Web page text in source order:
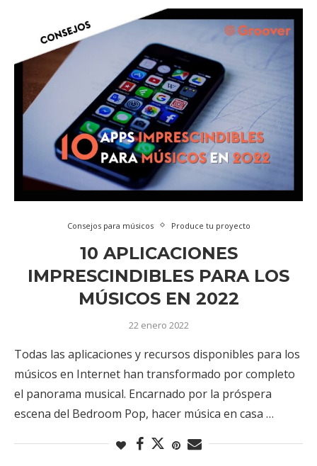
Consejos para músicos Produce tu proyecto
10 APLICACIONES
IMPRESCINDIBLES PARA LOS
MÚSICOS EN 2022
22 enero 2022
Todas las aplicaciones y recursos disponibles para los
músicos en Internet han transformado por completo
el panorama musical. Encarnado por la próspera
escena del Bedroom Pop, hacer música en casa …